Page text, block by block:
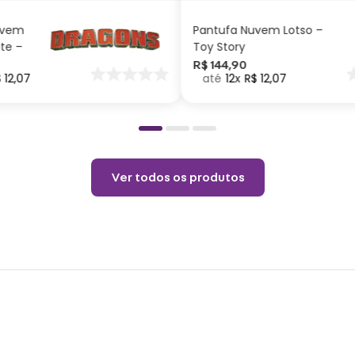
–
12,07
Pantufa Nuvem Lotso –
Toy Story
R$ 144,90
12 R$ 12,07
Ver todos os produtos